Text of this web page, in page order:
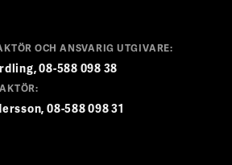
OCH ANSVARIG UTGIVARE:
08-588 098 38
08-588 098 31